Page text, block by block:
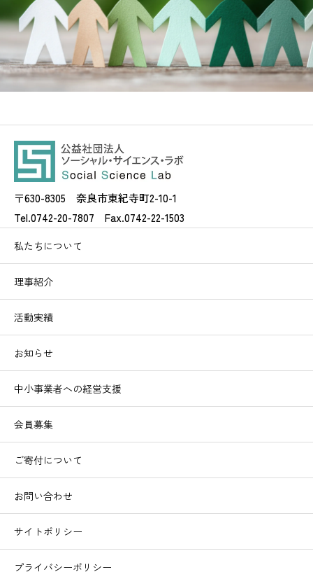
〒630-8305 奈良市東紀寺町2-10-1
Tel.0742-20-7807 Fax.0742-22-1503
私たちについて
理事紹介
活動実績
お知らせ
中小事業者への経営支援
会員募集
ご寄付について
お問い合わせ
サイトポリシー
プライバシーポリシー